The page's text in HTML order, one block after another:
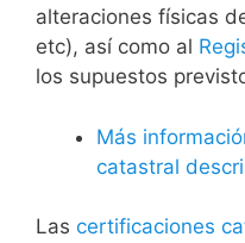
alteraciones físicas
etc), así como al
los supuestos
Más
catastral
Las certificaciones